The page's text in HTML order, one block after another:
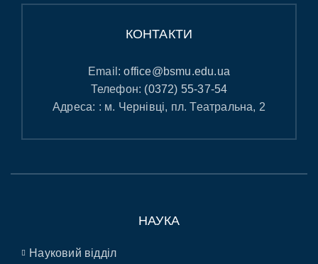
КОНТАКТИ
Email:office@bsmu.edu.ua
Телефон: (0372) 55-37-54
Адреса: : м. Чернівці, пл. Театральна, 2
НАУКА
Науковий відділ